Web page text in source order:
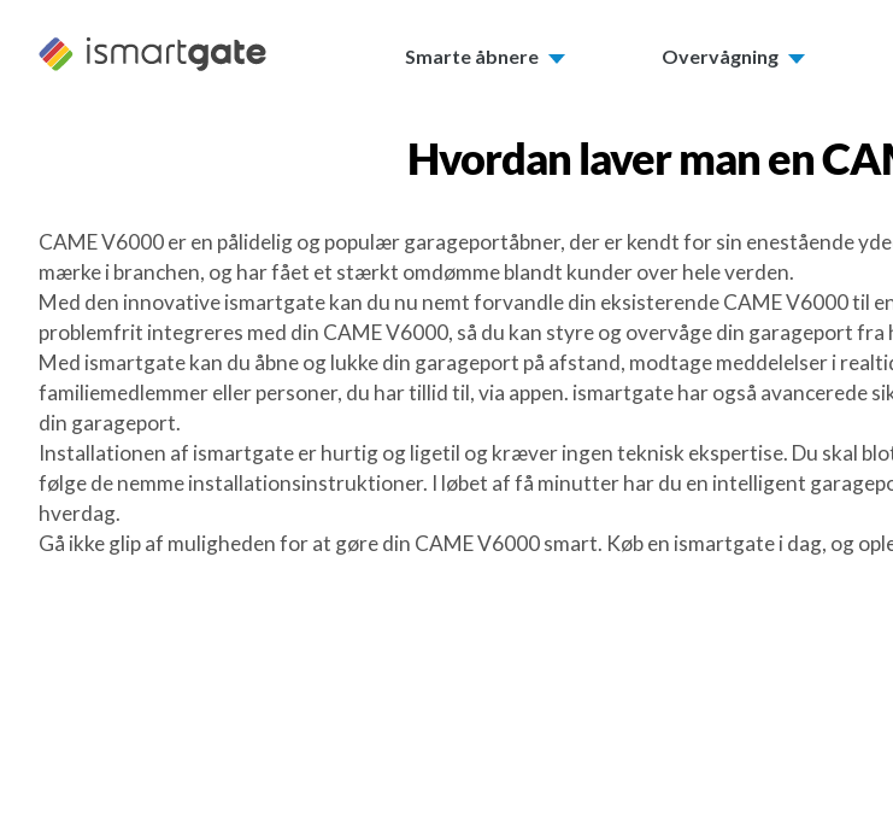
indhold
Smarte åbnere Overvågning
Hvordan laver man en
CAME V6000 er en pålidelig og populær garageportåbner, der er kendt for sin enestående
mærke i branchen, og har fået et stærkt omdømme blandt kunder over hele verden.
Med den innovative ismartgate kan du nu nemt forvandle din eksisterende CAME V6000 til
problemfrit integreres med din CAME V6000, så du kan styre og overvåge din garageport
Med ismartgate kan du åbne og lukke din garageport på afstand, modtage meddelelser i
familiemedlemmer eller personer, du har tillid til, via appen. ismartgate har også
din garageport.
Installationen af ismartgate er hurtig og ligetil og kræver ingen teknisk ekspertise. Du skal
følge de nemme installationsinstruktioner. I løbet af få minutter har du en intelligent
hverdag.
Gå ikke glip af muligheden for at gøre din CAME V6000 smart. Køb en ismartgate i dag, og